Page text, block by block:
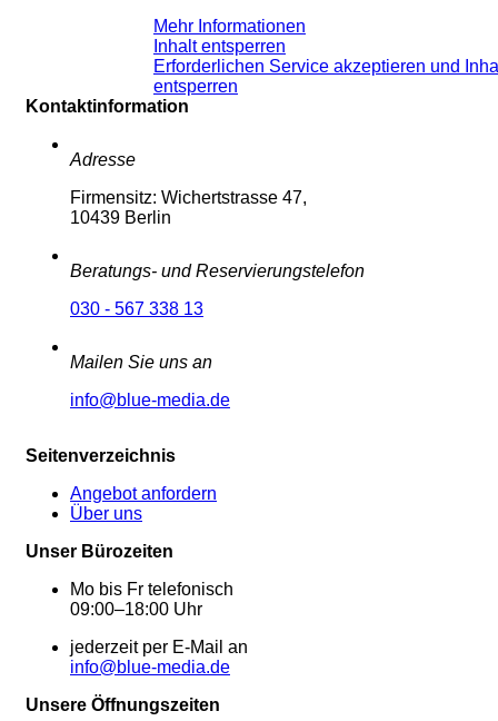
Mehr Informationen
Inhalt entsperren
Erforderlichen Service akzeptieren und
entsperren
Kontaktinformation
Adresse
Firmensitz: Wichertstrasse 47,
10439 Berlin
Beratungs- und Reservierungstelefon
030 - 567 338 13
Mailen Sie uns an
info@blue-media.de
Seitenverzeichnis
Angebot anfordern
Über uns
Unser Bürozeiten
Mo bis Fr telefonisch
09:00–18:00 Uhr
jederzeit per E-Mail an
info@blue-media.de
Unsere Öffnungszeiten